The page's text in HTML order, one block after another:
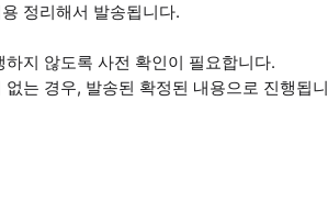
정리해서 발송됩니다.
지 않도록 사전 확인이 필요합니다.
는 경우, 발송된 확정된 내용으로 진행됩니